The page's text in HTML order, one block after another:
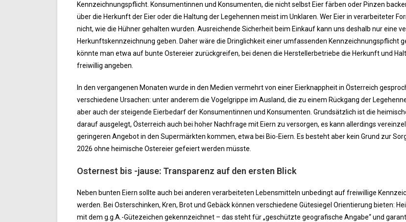
Kennzeichnungspflicht. Konsumentinnen und Konsumenten, die nicht selbst Eier färben oder Pinzen
über die Herkunft der Eier oder die Haltung der Legehennen meist im Unklaren. Wer Eier in verarbeiteter
nicht, wie die Hühner gehalten wurden. Ausreichende Sicherheit beim Einkauf kann uns deshalb nur eine
Herkunftskennzeichnung geben. Daher wäre die Dringlichkeit einer umfassenden Kennzeichnungspflicht
könnte man etwa auf bunte Ostereier zurückgreifen, bei denen die Herstellerbetriebe die Herkunft und
freiwillig angeben.
In den vergangenen Monaten wurde in den Medien vermehrt von einer Eierknappheit in Österreich
verschiedene Ursachen: unter anderem die Vogelgrippe im Ausland, die zu einem Rückgang der
aber auch der steigende Eierbedarf der Konsumentinnen und Konsumenten. Grundsätzlich ist die
darauf ausgelegt, Österreich auch bei hoher Nachfrage mit Eiern zu versorgen, es kann allerdings
geringeren Angebot in den Supermärkten kommen, etwa bei Bio-Eiern. Es besteht aber kein Grund zur
2026 ohne heimische Ostereier gefeiert werden müsste.
Osternest bis -jause: Transparenz auf den ersten Blick
Neben bunten Eiern sollte auch bei anderen verarbeiteten Lebensmitteln unbedingt auf freiwillige
werden. Bei Osterschinken, Kren, Brot und Gebäck können verschiedene Gütesiegel Orientierung bieten:
mit dem g.g.A.-Gütezeichen gekennzeichnet – das steht für „geschützte geografische Angabe“ und